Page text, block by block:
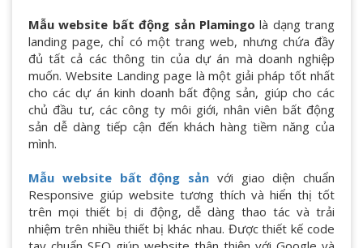
Mẫu website bất động sản Plamingolà dạng trang
landing page, chỉ có một trang web, nhưng chứa đầy
đủ tất cả các thông tin của dự án mà doanh nghiệp
muốn. Website Landing page là một giải pháp tốt nhất
cho các dự án kinh doanh bất động sản, giúp cho các
chủ đầu tư, các công ty môi giới, nhân viên bất động
sản dễ dàng tiếp cận đến khách hàng tiềm năng của
mình.
Mẫu website bất động sản với giao diện chuẩn
Responsive giúp website tương thích và hiển thị tốt
trên mọi thiết bị di động, dễ dàng thao tác và trải
nhiệm trên nhiều thiết bị khác nhau. Được thiết kế code